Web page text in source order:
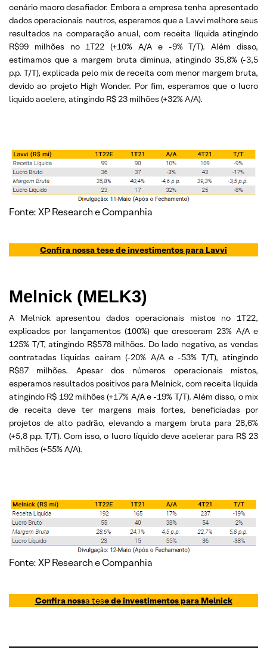
cenário macro desafiador. Embora a empresa tenha apresentado
dados operacionais neutros, esperamos que a Lavvi melhore seus
resultados na comparação anual, com receita líquida atingindo
R$99 milhões no 1T22 (+10% A/A e -9% T/T). Além disso,
estimamos que a margem bruta diminua, atingindo 35,8% (-3,5
p.p. T/T), explicada pelo mix de receita com menor margem bruta,
devido ao projeto High Wonder. Por fim, esperamos que o lucro
líquido acelere, atingindo R$ 23 milhões (+32% A/A).
Fonte: XP Research e Companhia
Confira nossa tese de investimentos para Lavvi
Melnick (MELK3)
A Melnick apresentou dados operacionais mistos no 1T22,
explicados por lançamentos (100%) que cresceram 23% A/A e
125% T/T, atingindo R$578 milhões. Do lado negativo, as vendas
contratadas líquidas caíram (-20% A/A e -53% T/T), atingindo
R$87 milhões. Apesar dos números operacionais mistos,
esperamos resultados positivos para Melnick, com receita líquida
atingindo R$ 192 milhões (+17% A/A e -19% T/T). Além disso, o mix
de receita deve ter margens mais fortes, beneficiadas por
projetos de alto padrão, elevando a margem bruta para 28,6%
(+5,8 p.p. T/T). Com isso, o lucro líquido deve acelerar para R$ 23
milhões (+55% A/A).
Fonte: XP Research e Companhia
Confira nossa tese de investimentos para Melnick